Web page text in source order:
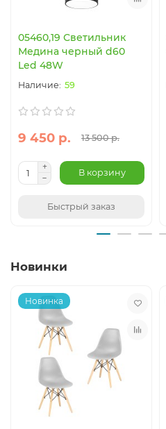
05460,19 Светильник
Медина черный d60
Led 48W
59
9 450 р. 13 500 р.
В корзину
Быстрый заказ
Новинки
Новинка